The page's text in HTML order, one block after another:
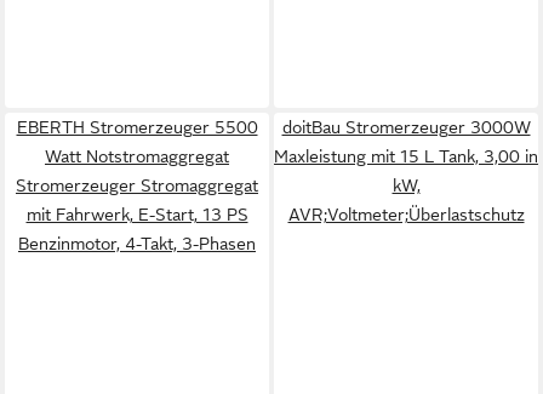
EBERTH Stromerzeuger 5500
Watt Notstromaggregat
Stromerzeuger Stromaggregat
mit Fahrwerk, E-Start, 13 PS
Benzinmotor, 4-Takt, 3-Phasen
doitBau Stromerzeuger 3000W
Maxleistung mit 15 L Tank, 3,00 in
kW,
AVR;Voltmeter;Überlastschutz